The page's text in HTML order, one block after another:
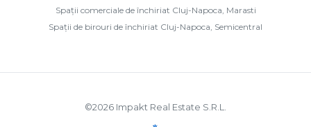
Spații comerciale de închiriat Cluj-Napoca, Marasti
Spații de birouri de închiriat Cluj-Napoca, Semicentral
©2026 Impakt Real Estate S.R.L.